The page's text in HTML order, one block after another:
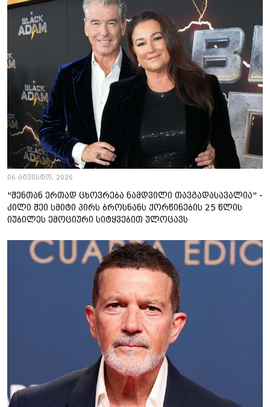
06 აგვისტო, 2026
"შენთან ერთად ცხოვრება ნამდვილი თავგადასავალია" -
კილი შეი სმიტი პირს ბროსნანს ქორწინების 25 წლის
იუბილეს ემოციური სიტყვებით ულოცავს